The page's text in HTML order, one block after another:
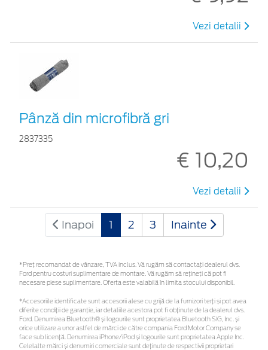
Vezi detalii
Pânză din microfibră gri
2837335
€ 10,20
Vezi detalii
Inapoi 1 2 3 Inainte
*Preţ recomandat de vânzare, TVA inclus. Vă rugăm să contactaţi dealerul dvs.
Ford pentru costuri suplimentare de montare. Vă rugăm să rețineți că pot fi
necesare piese suplimentare. Oferta este valabilă în limita stocului disponibil.
*Accesoriile identificate sunt accesorii alese cu grijă de la furnizori terți și pot avea
diferite condiții de garanție, iar detaliile acestora pot fi obținute de la dealerul dvs.
Ford. Denumirea Bluetooth® și logourile sunt proprietatea Bluetooth SIG, Inc. și
orice utilizare a unor astfel de mărci de către compania Ford Motor Company se
face sub licență. Denumirea iPhone/iPod și logourile sunt proprietatea Apple Inc.
Celelalte mărci și denumiri comerciale sunt deținute de respectivii proprietari